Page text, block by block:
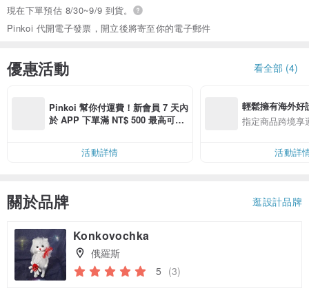
現在下單預估 8/30~9/9 到貨。
Pinkoi 代開電子發票，開立後將寄至你的電子郵件
優惠活動 看全部 (4)
Pinkoi 幫你付運費！新會員 7 天內
於 APP 下單滿 NT$ 500 最高可折
活動詳情
輕鬆擁有海外好
指定商品跨境享
活動詳
關於品牌 逛設計品牌
Konkovochka
俄羅斯
5 (3)